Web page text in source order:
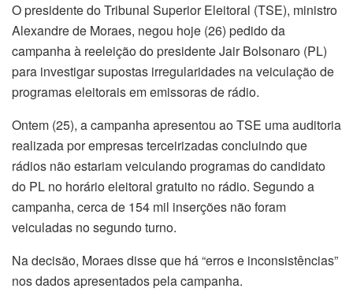
O presidente do Tribunal Superior Eleitoral (TSE), ministro
Alexandre de Moraes, negou hoje (26) pedido da
campanha à reeleição do presidente Jair Bolsonaro (PL)
para investigar supostas irregularidades na veiculação de
programas eleitorais em emissoras de rádio.
Ontem (25), a campanha apresentou ao TSE uma auditoria
realizada por empresas terceirizadas concluindo que
rádios não estariam veiculando programas do candidato
do PL no horário eleitoral gratuito no rádio. Segundo a
campanha, cerca de 154 mil inserções não foram
veiculadas no segundo turno.
Na decisão, Moraes disse que há “erros e inconsistências”
nos dados apresentados pela campanha.